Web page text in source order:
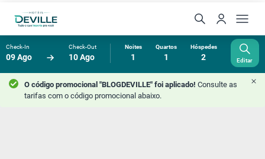
Check-In
09 Ago
Check-Out
10 Ago
Noites
1
Quartos
1
Hóspedes
2 Editar
O código promocional "BLOGDEVILLE" foi aplicado! Consulte as
tarifas com o código promocional abaixo.